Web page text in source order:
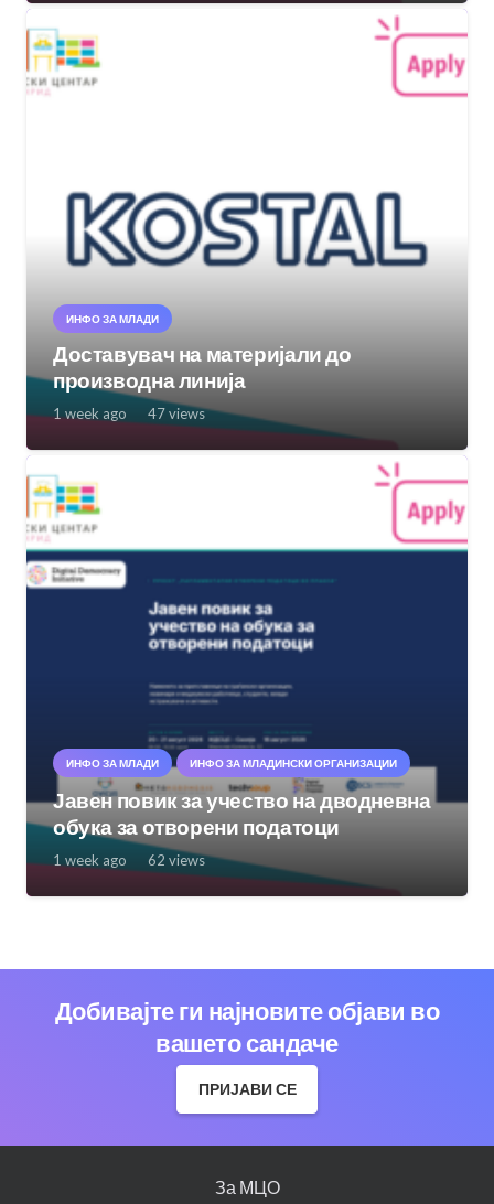
ИНФО ЗА МЛАДИ
Доставувач на материјали до
производна линија
1 week ago 47views
ИНФО ЗА МЛАДИ ИНФО ЗА МЛАДИНСКИ ОРГАНИЗАЦИИ
Јавен повик за учество на дводневна
обука за отворени податоци
1 week ago 62 views
Добивајте ги најновите објави во
вашето сандаче
ПРИЈАВИ СЕ
За МЦО